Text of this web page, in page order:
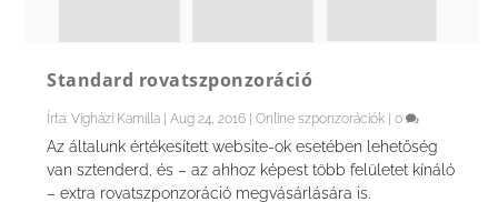
Standard rovatszponzoráció
Írta:Vigházi Kamilla |Aug 24, 2016 |Online szponzorációk |0
Az általunk értékesített website-ok esetében lehetőség
van sztenderd, és – az ahhoz képest több felületet kínáló
– extra rovatszponzoráció megvásárlására is.